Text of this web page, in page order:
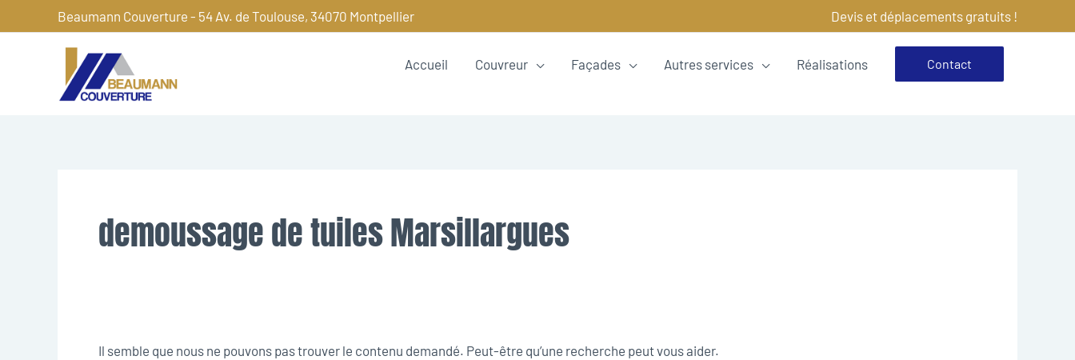
au
Beaumann Couverture - 54 Av. de Toulouse, 34070 Montpellier Devis et déplacements gratuits !
Accueil Couvreur Façades Autres services Réalisations Contact
demoussage de tuiles Marsillargues
Il semble que nous ne pouvons pas trouver le contenu demandé. Peut-être qu’une recherche peut vous aider.